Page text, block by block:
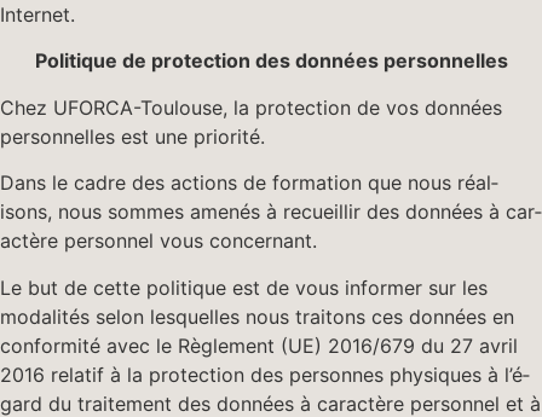
Internet.
Poli­tique de pro­tec­tion des don­nées personnelles
Chez UFOR­CA-Toulouse, la pro­tec­tion de vos don­nées
per­son­nelles est une priorité.
Dans le cadre des actions de for­ma­tion que nous réal­
isons, nous sommes amenés à recueil­lir des don­nées à car­
ac­tère per­son­nel vous concernant.
Le but de cette poli­tique est de vous informer sur les
modal­ités selon lesquelles nous traitons ces don­nées en
con­for­mité avec le Règle­ment (UE) 2016/679 du 27 avril
2016 relatif à la pro­tec­tion des per­son­nes physiques à l’é­
gard du traite­ment des don­nées à car­ac­tère per­son­nel et à